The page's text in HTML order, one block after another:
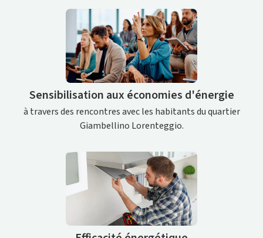
Sensibilisation aux économies d'énergie
à travers des rencontres avec les habitants du quartier
Giambellino Lorenteggio.